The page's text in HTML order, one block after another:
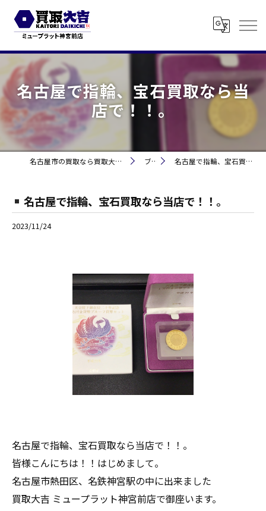
名古屋で指輪、宝石買取なら当
店で！！。
名古屋市の買取なら買取大吉 ミュープラット神宮前 ブログ 名古屋で指輪、宝石買取なら当店で！！。
名古屋で指輪、宝石買取なら当店で！！。
2023/11/24
名古屋で指輪、宝石買取なら当店で！！。
皆様こんにちは！！はじめまして。
名古屋市熱田区、名鉄神宮駅の中に出来ました
買取大吉 ミュープラット神宮前店で御座います。